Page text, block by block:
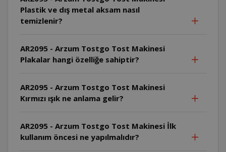
Plastik ve dış metal aksam nasıl
temizlenir?
AR2095 - Arzum Tostgo Tost Makinesi
Plakalar hangi özelliğe sahiptir?
AR2095 - Arzum Tostgo Tost Makinesi
Kırmızı ışık ne anlama gelir?
AR2095 - Arzum Tostgo Tost Makinesi İlk
kullanım öncesi ne yapılmalıdır?